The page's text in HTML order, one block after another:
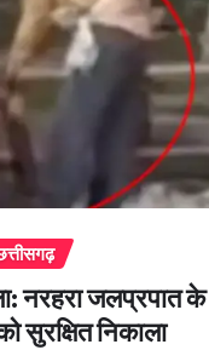
नरहरा जलप्रपात
सुरक्षित निकाला